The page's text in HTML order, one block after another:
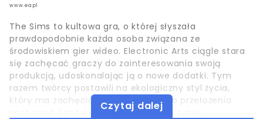
www.ea.pl
The Sims to kultowa gra, o której słyszała
prawdopodobnie każda osoba związana ze
środowiskiem gier wideo. Electronic Arts ciągle stara
się zachęcać graczy do zainteresowania swoją
produkcją, udoskonalając ją o nowe dodatki. Tym
razem twórcy postawili na ekologiczny styl życia,
który ma zachęcić miłośników gry do przełożenia
zachowań Simów na swoje prywatne życie.
Czytaj dalej